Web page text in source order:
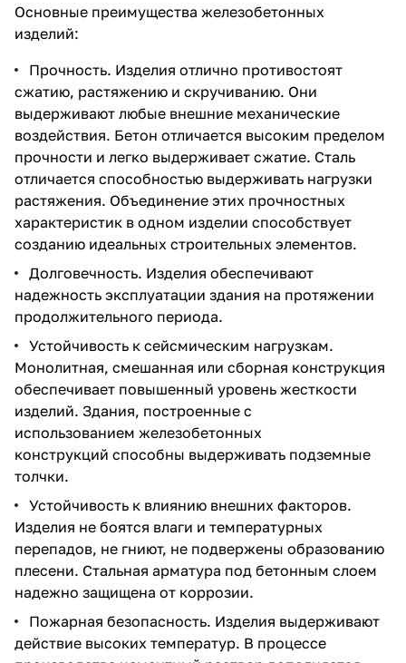
Основные преимущества железобетонных
изделий:
Прочность. Изделия отлично противостоят
сжатию, растяжению и скручиванию. Они
выдерживают любые внешние механические
воздействия. Бетон отличается высоким пределом
прочности и легко выдерживает сжатие. Сталь
отличается способностью выдерживать нагрузки
растяжения. Объединение этих прочностных
характеристик в одном изделии способствует
созданию идеальных строительных элементов.
Долговечность. Изделия обеспечивают
надежность эксплуатации здания на протяжении
продолжительного периода.
Устойчивость к сейсмическим нагрузкам.
Монолитная, смешанная или сборная конструкция
обеспечивает повышенный уровень жесткости
изделий. Здания, построенные с
использованием железобетонных
конструкций способны выдерживать подземные
толчки.
Устойчивость к влиянию внешних факторов.
Изделия не боятся влаги и температурных
перепадов, не гниют, не подвержены образованию
плесени. Стальная арматура под бетонным слоем
надежно защищена от коррозии.
Пожарная безопасность. Изделия выдерживают
действие высоких температур. В процессе